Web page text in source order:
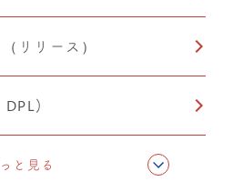
リリース）
DPL)
と見る